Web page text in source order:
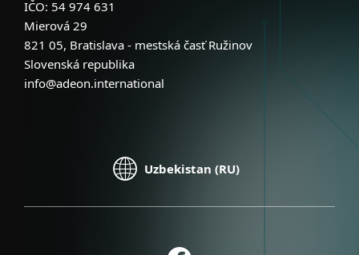
IČO: 54 974 631
Mierová 29
821 05, Bratislava - mestská časť Ružinov
Slovenská republika
info@adeon.international
Uzbekistan (RU)